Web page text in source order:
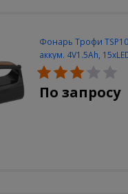
Фонарь Трофи TSP10
аккум. 4V1.5Ah,
вилка 220V
По запросу